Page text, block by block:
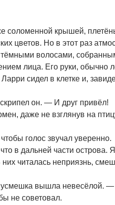
соломенной крышей,
цветов. Но в этот раз
волосами,
лица. Его руки, обычно
сидел в клетке и,
он. — И друг привёл!
даже не взглянув на
голос звучал уверенно.
в дальней части острова.
читалась неприязнь,
вышла невесёлой. —
не советовал.